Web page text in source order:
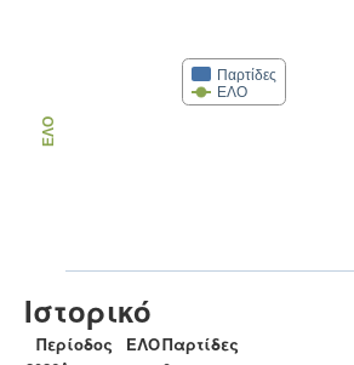
Παρτίδες
ΕΛΟ
ΕΛΟ
Ιστορικό
Περίοδος ΕΛΟΠαρτίδες